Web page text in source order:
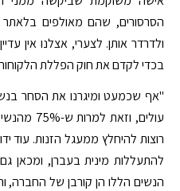
הסרסורים, שהם מאולפים
ולדרדר אותן. לצערי, אצלנו אין
בכדי לקדם את חוק הפללת
"אף שכמעט ומיגרנו את הסחר
עולים,
להתעללות מינית בעברן, ומכאן
הנשים הללו הן קורבן של החברה,